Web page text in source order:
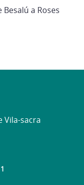
Besalú a Roses
Vila-sacra